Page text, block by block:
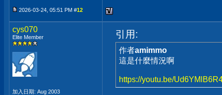
2026-03-24, 05:51 PM #12
cys070
Elite Member
加入日期: Aug 2003
引用:
作者amimmo
這是什麼情況啊
https://youtu.be/